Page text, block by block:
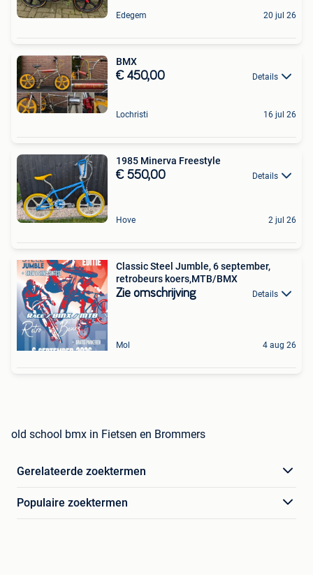
Edegem 20 jul 26
BMX
€ 450,00 Details
Lochristi 16 jul 26
1985 Minerva Freestyle
€ 550,00 Details
Hove 2 jul 26
Classic Steel Jumble, 6 september,
retrobeurs koers,MTB/BMX
Zie omschrijving Details
Mol 4 aug 26
old school bmx in Fietsen en Brommers
Gerelateerde zoektermen
Populaire zoektermen